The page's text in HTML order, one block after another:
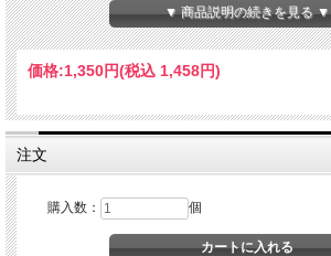
栗（みつ煮）1袋
<アレルゲン>ごま
▼ 商品説明の続きを見る ▼
価格:1,350円(税込 1,458円)
注文
購入数： 個